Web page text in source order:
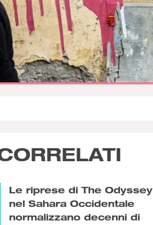
Le riprese di The Odyssey
nel Sahara Occidentale
normalizzano decenni di